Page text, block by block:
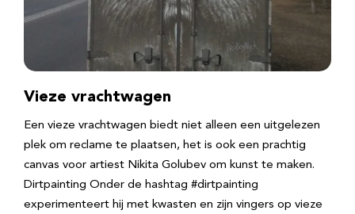
Vieze vrachtwagen
Een vieze vrachtwagen biedt niet alleen een uitgelezen
plek om reclame te plaatsen, het is ook een prachtig
canvas voor artiest Nikita Golubev om kunst te maken.
Dirtpainting Onder de hashtag #dirtpainting
experimenteert hij met kwasten en zijn vingers op vieze